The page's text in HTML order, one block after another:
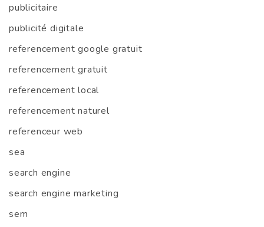
publicitaire
publicité digitale
referencement google gratuit
referencement gratuit
referencement local
referencement naturel
referenceur web
sea
search engine
search engine marketing
sem